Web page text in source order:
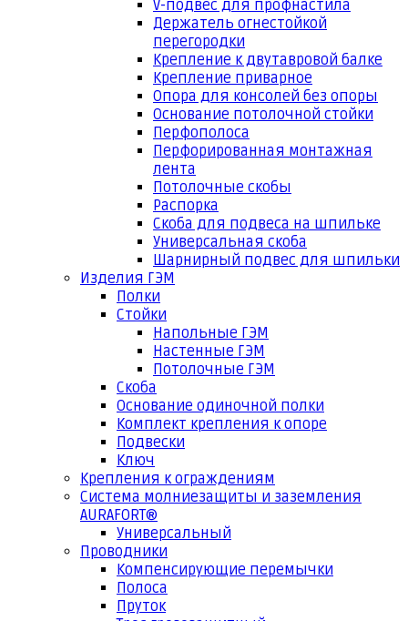
V-подвес для профнастила
Держатель огнестойкой
перегородки
Крепление к двутавровой балке
Крепление приварное
Опора для консолей без опоры
Основание потолочной стойки
Перфополоса
Перфорированная монтажная
лента
Потолочные скобы
Распорка
Скоба для подвеса на шпильке
Универсальная скоба
Шарнирный подвес для шпильки
Изделия ГЭМ
Полки
Стойки
Напольные ГЭМ
Настенные ГЭМ
Потолочные ГЭМ
Скоба
Основание одиночной полки
Комплект крепления к опоре
Подвески
Ключ
Крепления к ограждениям
Система молниезащиты и заземления
AURAFORT®
Универсальный
Проводники
Компенсирующие перемычки
Полоса
Пруток